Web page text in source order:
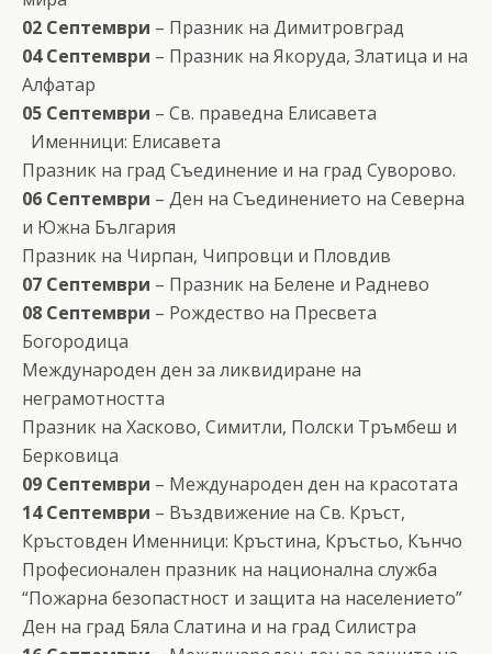
02 Септември – Празник на Димитровград
04 Септември – Празник на Якоруда, Златица и на
Алфатар
05 Септември – Св. праведна Елисавета
Именници: Елисавета
Празник на град Съединение и на град Суворово.
06 Септември – Ден на Съединението на Северна
и Южна България
Празник на Чирпан, Чипровци и Пловдив
07 Септември – Празник на Белене и Раднево
08 Септември – Рождество на Пресвета
Богородица
Международен ден за ликвидиране на
неграмотността
Празник на Хасково, Симитли, Полски Тръмбеш и
Берковица
09 Септември – Международен ден на красотата
14 Септември – Въздвижение на Св. Кръст,
Кръстовден Именници: Кръстина, Кръстьо, Кънчо
Професионален празник на национална служба
“Пожарна безопастност и защита на населението”
Ден на град Бяла Слатина и на град Силистра